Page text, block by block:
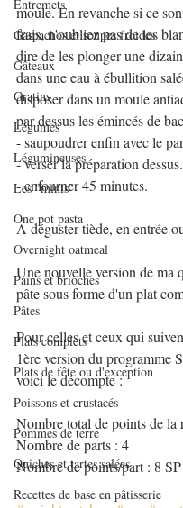
Entremets
Gaspachos et soupes froides
Gâteaux
Gratins
Légumes
Légumineuses
Les "minis"
One pot pasta
Overnight oatmeal
Pains et brioches
Pâtes
Plats complets
Plats de fête ou d'exception
Poissons et crustacés
Pommes de terre
Quiches et tartes salées
Recettes de base en pâtisserie
moule. En revanche si ce
frais, n'oubliez pas de les
dire de les plonger une
dans une eau à ébullition
disposer dans un moule
par dessus les émincés de
- saupoudrer enfin avec le
- verser la préparation dessus.
- enfourner 45 minutes.
A déguster tiède, en entrée
Une nouvelle version de ma
pâte sous forme d'un plat
Pour celles et ceux qui
1ère version du programme
voici le décompte :
Nombre total de points de la
Nombre de parts : 4
Nombre de points/part : 8 SP